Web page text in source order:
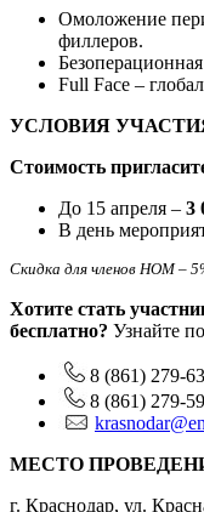
Омоложение
филлеров.
Full Face –
УСЛОВИЯ
Стоимость
До 15 апреля – 3
В день
Скидка для членов НОМ –
Хотите стать
бесплатно? Узнайте
8 (861) 279-
8 (861) 279-
МЕСТО
г. Краснодар, ул.